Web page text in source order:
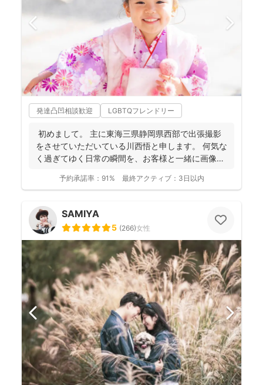
発達凸凹相談歓迎 LGBTQフレンドリー
初めまして。 主に東海三県静岡県西部で出張撮影
をさせていただいている川西悟と申します。 何気な
く過ぎてゆく日常の瞬間を、お客様と一緒に画像と
予約承諾率： 91% 最終アクティブ： 3日以内
SAMIYA
5 (266)女性